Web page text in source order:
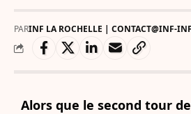
PARINF LA ROCHELLE | CONTACT@INF-
Alors que le second tour